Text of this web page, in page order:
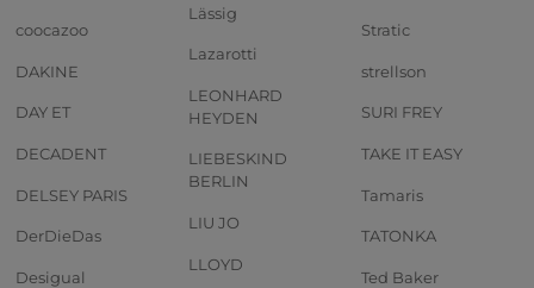
coocazoo
DAKINE
DAY ET
DECADENT
DELSEY PARIS
DerDieDas
Desigual
Lässig
Lazarotti
LEONHARD
HEYDEN
LIEBESKIND
BERLIN
LIU JO
LLOYD
Stratic
strellson
SURI FREY
TAKE IT EASY
Tamaris
TATONKA
Ted Baker